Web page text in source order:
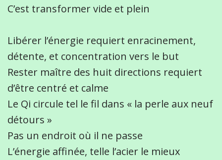
C’est transformer vide et plein
Libérer l’énergie requiert enracinement,
détente, et concentration vers le but
Rester maître des huit directions requiert
d’être centré et calme
Le Qi circule tel le fil dans « la perle aux neuf
détours »
Pas un endroit où il ne passe
L’énergie affinée, telle l’acier le mieux